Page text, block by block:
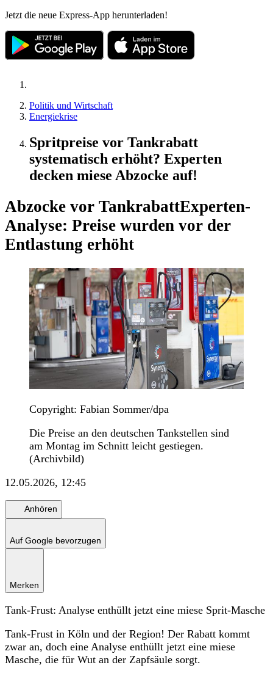
Jetzt die neue Express-App herunterladen!
Politik und Wirtschaft
Energiekrise
Spritpreise vor Tankrabatt
systematisch erhöht? Experten
decken miese Abzocke auf!
Abzocke vor TankrabattExperten-
Analyse: Preise wurden vor der
Entlastung erhöht
Copyright: Fabian Sommer/dpa
Die Preise an den deutschen Tankstellen sind
am Montag im Schnitt leicht gestiegen.
(Archivbild)
12.05.2026, 12:45
Anhören
Auf Google bevorzugen
Merken
Tank-Frust: Analyse enthüllt jetzt eine miese Sprit-Masche
Tank-Frust in Köln und der Region! Der Rabatt kommt
zwar an, doch eine Analyse enthüllt jetzt eine miese
Masche, die für Wut an der Zapfsäule sorgt.